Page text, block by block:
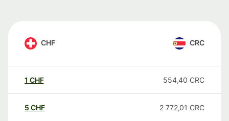
CHF CRC
1 CHF 554,40 CRC
5 CHF 2 772,01 CRC